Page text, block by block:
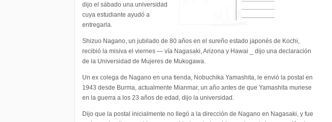
dijo el sábado una universidad
cuya estudiante ayudó a
entregarla.
Shizuo Nagano, un jubilado de 80 años en el sureño estado japonés de Kochi,
recibió la misiva el viernes — vía Nagasaki, Arizona y Hawai _ dijo una declaración
de la Universidad de Mujeres de Mukogawa.
Un ex colega de Nagano en una tienda, Nobuchika Yamashita, le envió la postal en
1943 desde Burma, actualmente Mianmar, un año antes de que Yamashita muriese
en la guerra a los 23 años de edad, dijo la universidad.
Dijo que la postal inicialmente no llegó a la dirección de Nagano en Nagasaki, y fue